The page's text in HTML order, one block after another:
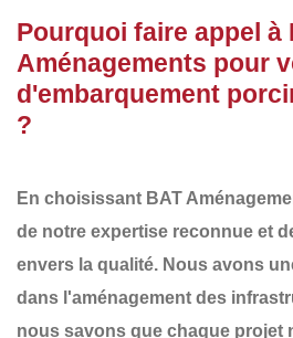
Pourquoi faire appel à
Aménagements pour
d'embarquement
?
En choisissant BAT
de notre expertise reconnue et
envers la qualité. Nous avons
dans l'aménagement des
nous savons que chaque projet